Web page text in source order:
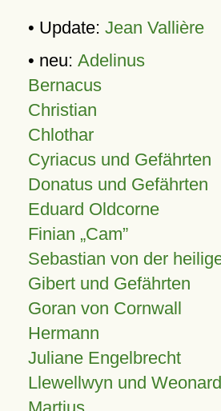
• Update: Jean Vallière
• neu: Adelinus
Bernacus
Christian
Chlothar
Cyriacus und Gefährten
Donatus und Gefährten
Eduard Oldcorne
Finian Cam
Sebastian von der
Gibert und Gefährten
Goran von Cornwall
Hermann
Juliane Engelbrecht
Llewellwyn und Weonard